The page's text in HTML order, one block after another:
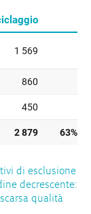
di esclusione
decrescente:
qualità